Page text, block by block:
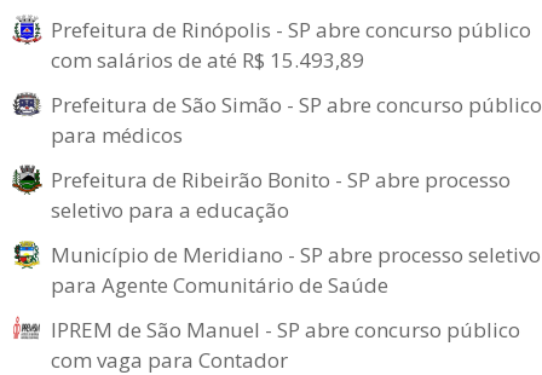
Prefeitura de Rinópolis - SP abre concurso público
com salários de até R$ 15.493,89
Prefeitura de São Simão - SP abre concurso público
para médicos
Prefeitura de Ribeirão Bonito - SP abre processo
seletivo para a educação
Município de Meridiano - SP abre processo seletivo
para Agente Comunitário de Saúde
IPREM de São Manuel - SP abre concurso público
com vaga para Contador